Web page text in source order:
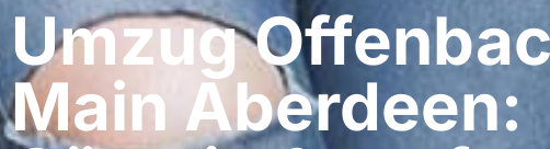
Umzug
Main​ Aberdeen: